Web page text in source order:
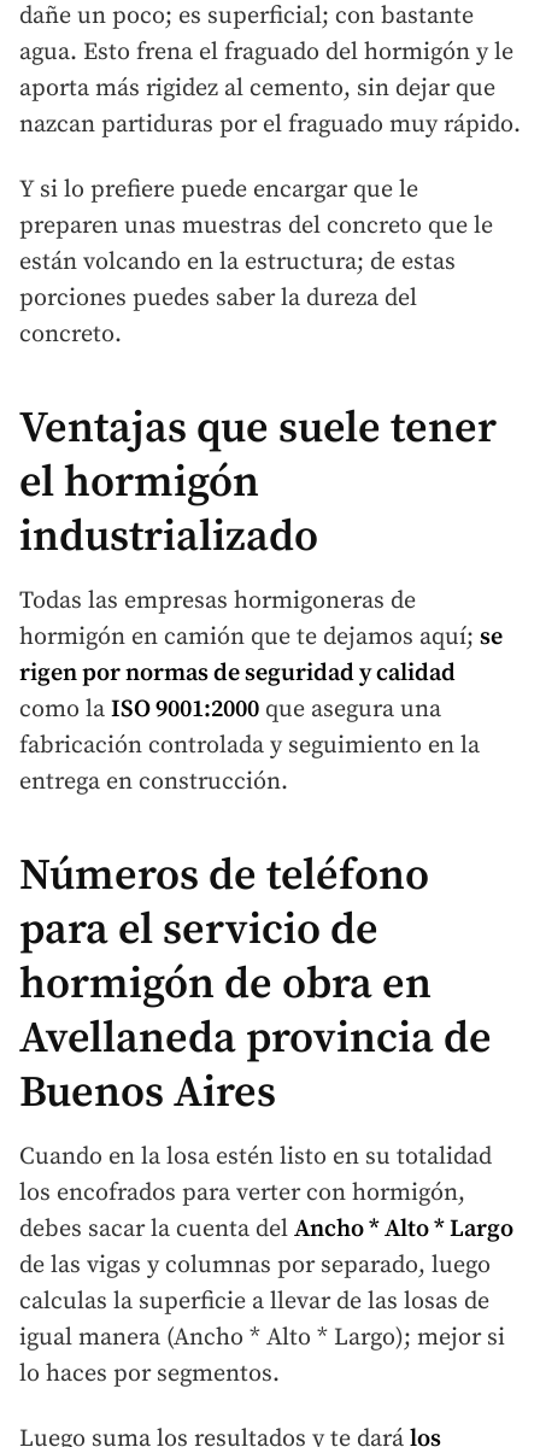
dañe un poco; es superficial; con bastante
agua. Esto frena el fraguado del hormigón y le
aporta más rigidez al cemento, sin dejar que
nazcan partiduras por el fraguado muy rápido.
Y si lo prefiere puede encargar que le
preparen unas muestras del concreto que le
están volcando en la estructura; de estas
porciones puedes saber la dureza del
concreto.
Ventajas que suele tener
el hormigón
industrializado
Todas las empresas hormigoneras de
hormigón en camión que te dejamos aquí; se
rigen por normas de seguridad y calidad
como la ISO 9001:2000 que asegura una
fabricación controlada y seguimiento en la
entrega en construcción.
Números de teléfono
para el servicio de
hormigón de obra en
Avellaneda provincia de
Buenos Aires
Cuando en la losa estén listo en su totalidad
los encofrados para verter con hormigón,
debes sacar la cuenta del Ancho * Alto * Largo
de las vigas y columnas por separado, luego
calculas la superficie a llevar de las losas de
igual manera (Ancho * Alto * Largo); mejor si
lo haces por segmentos.
Luego suma los resultados y te dará los